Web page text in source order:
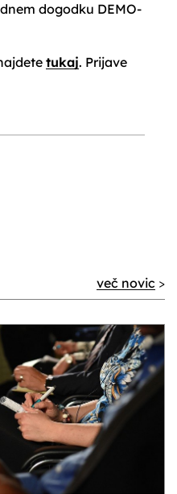
dogodku DEMO-
tukaj. Prijave
več novic >